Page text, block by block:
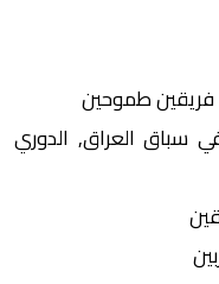
طموحين
العراق, الدوري